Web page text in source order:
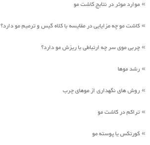
» موارد موثر در نتایج کاشت مو
» کاشت مو چه مزایایی در مقایسه با کلاه گیس و ترمیم مو دارد؟
» چربی موی سر چه ارتباطی با ریزش مو دارد؟
» رشد موها
» روش های نگهداری از موهای چرب
» تراکم در کاشت مو
» کورتکس یا پوسته مو